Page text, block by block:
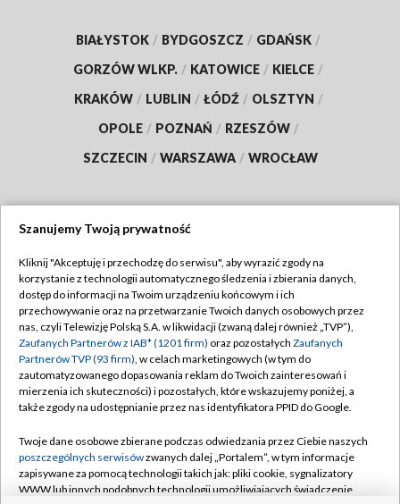
BIAŁYSTOK / BYDGOSZCZ / GDAŃSK /
GORZÓW WLKP. / KATOWICE / KIELCE /
KRAKÓW / LUBLIN / ŁÓDŹ / OLSZTYN /
OPOLE / POZNAŃ / RZESZÓW /
SZCZECIN / WARSZAWA / WROCŁAW
TVP
Abonament TVP
Emisja w TVP
Centrum informacji TVP
Naziemna Telewizja Cyfrowa
Rada Programowa
System NOS
Regulamin TVP
Polityka prywatności
Moje zgody
Pomoc
Kontakt
Szanujemy Twoją prywatność
Kliknij "Akceptuję i przechodzę do serwisu", aby wyrazić zgody na
korzystanie z technologii automatycznego śledzenia i zbierania danych,
dostęp do informacji na Twoim urządzeniu końcowym i ich
przechowywanie oraz na przetwarzanie Twoich danych osobowych przez
nas, czyli Telewizję Polską S.A. w likwidacji (zwaną dalej również „TVP”),
Zaufanych Partnerów z IAB* (1201 firm) oraz pozostałych Zaufanych
Partnerów TVP (93 firm), w celach marketingowych (w tym do
zautomatyzowanego dopasowania reklam do Twoich zainteresowań i
mierzenia ich skuteczności) i pozostałych, które wskazujemy poniżej, a
także zgody na udostępnianie przez nas identyfikatora PPID do Google.
Twoje dane osobowe zbierane podczas odwiedzania przez Ciebie naszych
poszczególnych serwisówzwanych dalej „Portalem”, w tym informacje
zapisywane za pomocą technologii takich jak: pliki cookie, sygnalizatory
WWW lub innych podobnych technologii umożliwiających świadczenie